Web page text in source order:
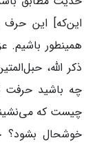
این‌که] این
همینطور باشیم.
ذکر الله،
چه باشید حرفت
چیست که
خوشحال بشود؟